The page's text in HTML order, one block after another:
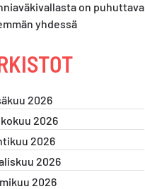
on puhuttava
yhdessä
2026
2026
2026
2026
2026